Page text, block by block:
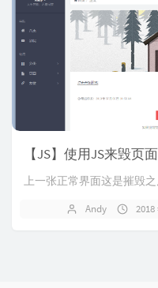
【JS】使用JS来毁页
上一张正常界面这是摧毁
Andy